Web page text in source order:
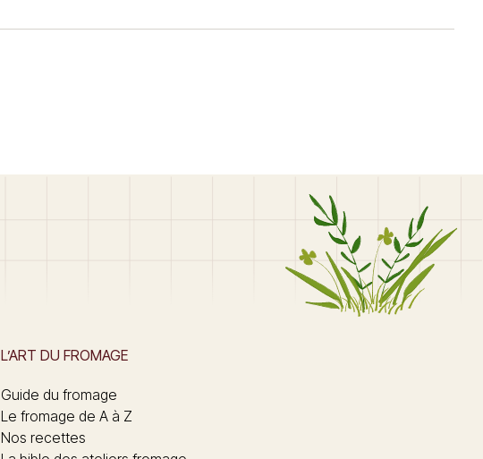
L’ART DU FROMAGE
Guide du fromage
Le fromage de A à Z
Nos recettes